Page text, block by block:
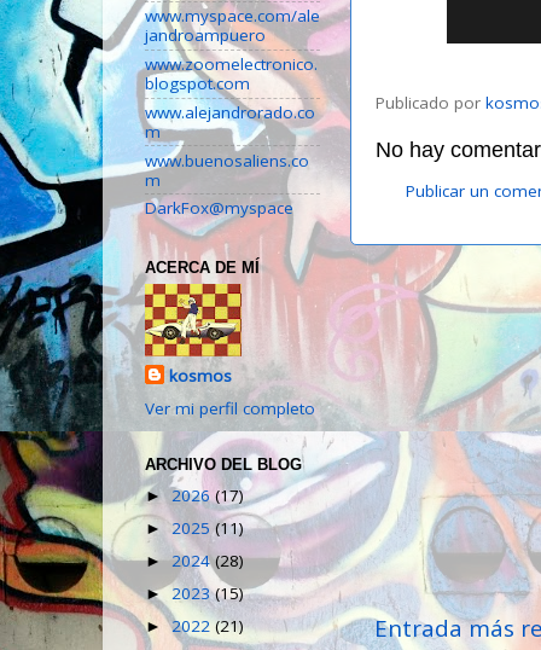
Publicado por
No hay
Publicar un
Entrada más
www.myspace.com/ale
jandroampuero
www.zoomelectronico.
blogspot.com
www.alejandrorado.co
m
www.buenosaliens.co
m
DarkFox@myspace
ACERCA DE MÍ
kosmos
Ver mi perfil completo
ARCHIVO DEL BLOG
► 2026(17)
► 2025(11)
► 2024(28)
► 2023(15)
►2022(21)